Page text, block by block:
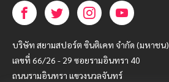
บริษัท สยามสปอร์ต ซินติเคท จำกัด (มหาชน)
เลขที่ 66/26 - 29 ซอยรามอินทรา 40
ถนนรามอินทรา แขวงนวลจันทร์